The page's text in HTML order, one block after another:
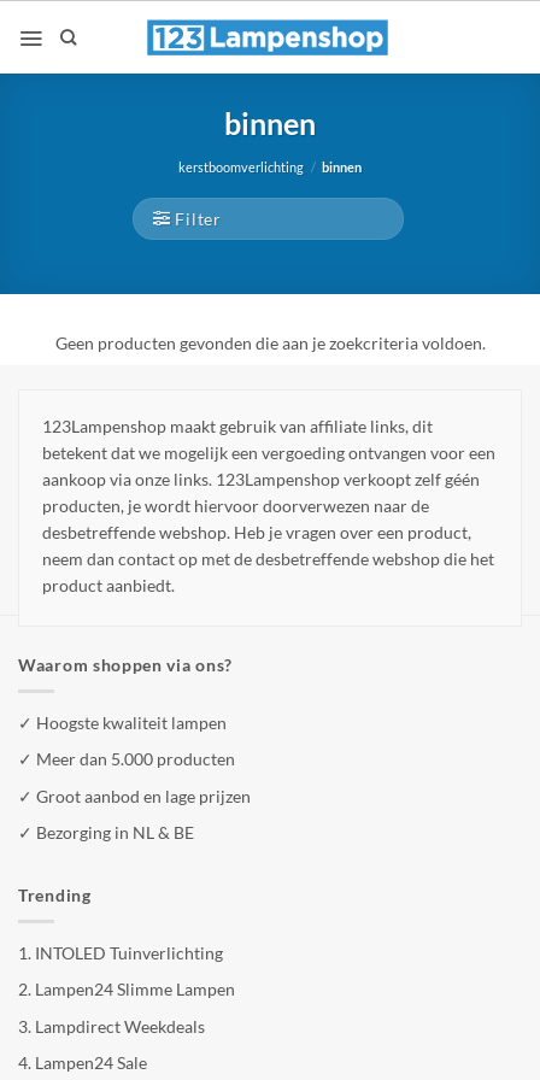
naar
binnen
kerstboomverlichting / binnen
Filter
Geen producten gevonden die aan je zoekcriteria voldoen.
123Lampenshop maakt gebruik van affiliate links, dit
betekent dat we mogelijk een vergoeding ontvangen voor een
aankoop via onze links. 123Lampenshop verkoopt zelf géén
producten, je wordt hiervoor doorverwezen naar de
desbetreffende webshop. Heb je vragen over een product,
neem dan contact op met de desbetreffende webshop die het
product aanbiedt.
Waarom shoppen via ons?
✓ Hoogste kwaliteit lampen
✓ Meer dan 5.000 producten
✓ Groot aanbod en lage prijzen
✓ Bezorging in NL & BE
Trending
1. INTOLED Tuinverlichting
2. Lampen24 Slimme Lampen
3. Lampdirect Weekdeals
4. Lampen24 Sale